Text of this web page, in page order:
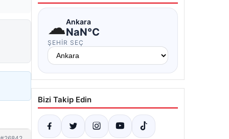
☁Ankara
NaN°C
ŞEHIR SEÇ
Bizi Takip Edin